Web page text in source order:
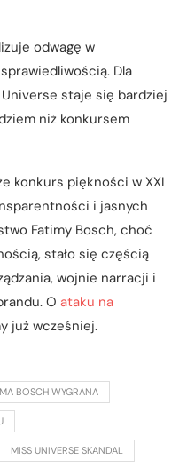
odwagę w
Dla
staje się bardziej
niż konkursem
konkurs piękności w XXI
i jasnych
Fatimy Bosch, choć
stało się częścią
wojnie narracji i
O ataku na
już wcześniej.
BOSCH WYGRANA
MISS UNIVERSE SKANDAL